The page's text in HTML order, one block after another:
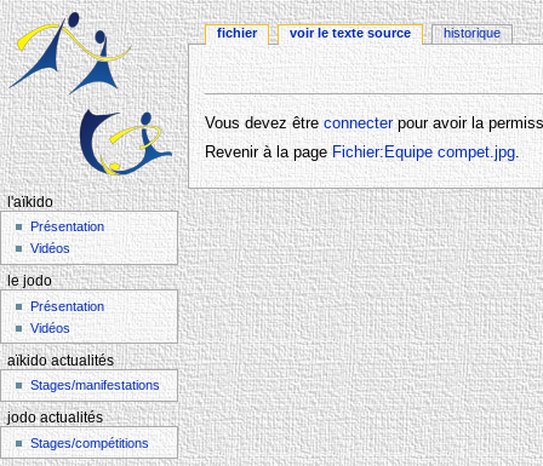
Aller à : navigation,rechercher
Vous devez être connecterpour avoir la
Revenir à la pageFichier:Equipe compet.jpg.
fichier voir le texte source historique
l'aïkido
Présentation
Vidéos
le jodo
Présentation
Vidéos
aïkido actualités
Stages/manifestations
jodo actualités
Stages/compétitions